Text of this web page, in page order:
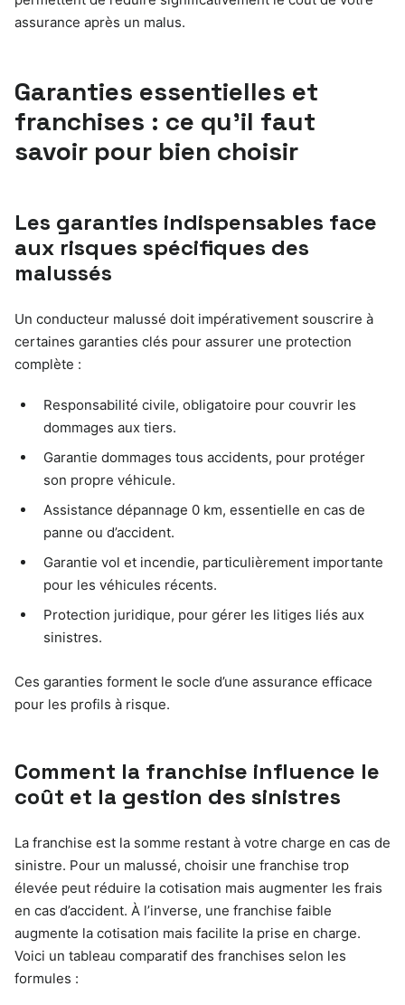
assurance après un malus.
Garanties essentielles et
franchises : ce qu’il faut
savoir pour bien choisir
Les garanties indispensables face
aux risques spécifiques des
malussés
Un conducteur malussé doit impérativement souscrire à
certaines garanties clés pour assurer une protection
complète :
Responsabilité civile, obligatoire pour couvrir les
dommages aux tiers.
Garantie dommages tous accidents, pour protéger
son propre véhicule.
Assistance dépannage 0 km, essentielle en cas de
panne ou d’accident.
Garantie vol et incendie, particulièrement importante
pour les véhicules récents.
Protection juridique, pour gérer les litiges liés aux
sinistres.
Ces garanties forment le socle d’une assurance efficace
pour les profils à risque.
Comment la franchise influence le
coût et la gestion des sinistres
La franchise est la somme restant à votre charge en cas de
sinistre. Pour un malussé, choisir une franchise trop
élevée peut réduire la cotisation mais augmenter les frais
en cas d’accident. À l’inverse, une franchise faible
augmente la cotisation mais facilite la prise en charge.
Voici un tableau comparatif des franchises selon les
formules :